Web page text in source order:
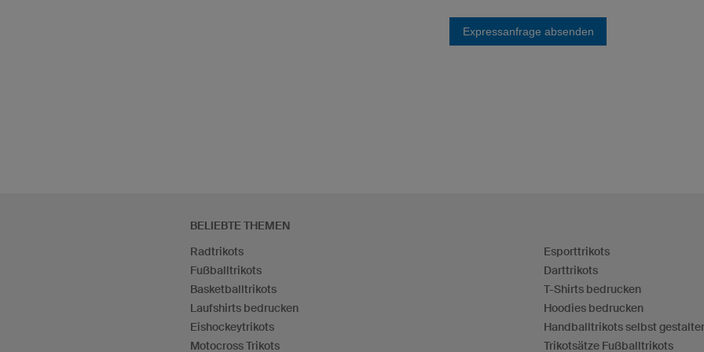
Expressanfrage absenden
BELIEBTE THEMEN
Radtrikots
Fußballtrikots
Basketballtrikots
Laufshirts bedrucken
Eishockeytrikots
Motocross Trikots
Esporttrikots
Darttrikots
T-Shirts bedrucken
Hoodies bedrucken
Handballtrikots selbst
Trikotsätze Fußballtrikots